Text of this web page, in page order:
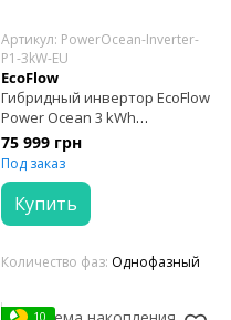
Артикул: PowerOcean-Inverter-
P1-3kW-EU
EcoFlow
Гибридный инвертор EcoFlow
Power Ocean 3 kWh
однофазный
75 999 грн
Под заказ
Купить
Количество фаз Однофазный